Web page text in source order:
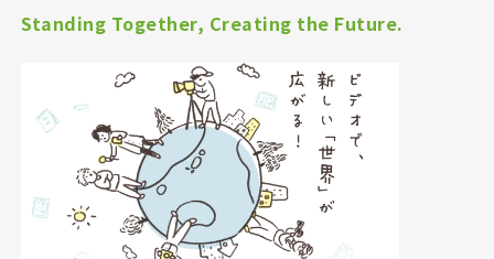
Standing Together, Creating the Future.